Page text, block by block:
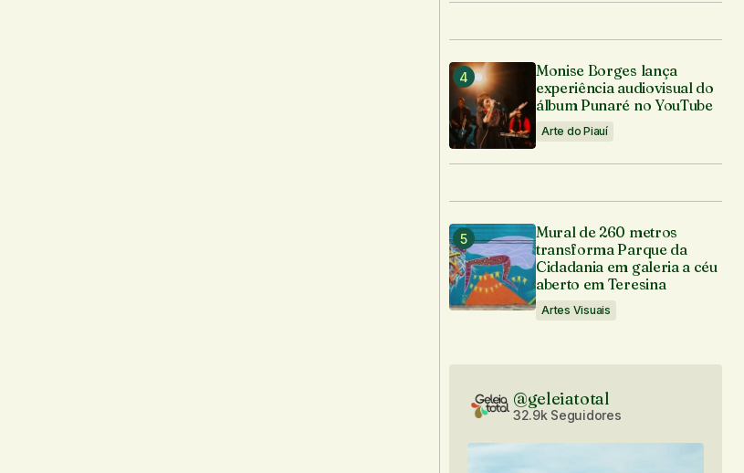
Monise Borges lança
experiência audiovisual do
álbum Punaré no YouTube
Arte do Piauí
Mural de 260 metros
transforma Parque da
Cidadania em galeria a céu
aberto em Teresina
Artes Visuais
@geleiatotal
32.9k Seguidores